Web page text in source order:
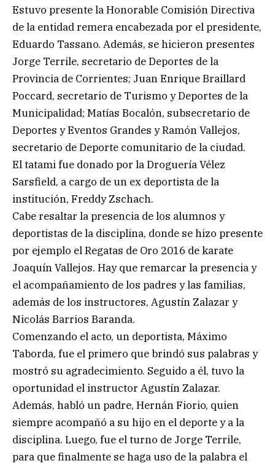
Estuvo presente la Honorable Comisión Directiva
de la entidad remera encabezada por el presidente,
Eduardo Tassano. Además, se hicieron presentes
Jorge Terrile, secretario de Deportes de la
Provincia de Corrientes; Juan Enrique Braillard
Poccard, secretario de Turismo y Deportes de la
Municipalidad; Matías Bocalón, subsecretario de
Deportes y Eventos Grandes y Ramón Vallejos,
secretario de Deporte comunitario de la ciudad.
El tatami fue donado por la Droguería Vélez
Sarsfield, a cargo de un ex deportista de la
institución, Freddy Zschach.
Cabe resaltar la presencia de los alumnos y
deportistas de la disciplina, donde se hizo presente
por ejemplo el Regatas de Oro 2016 de karate
Joaquín Vallejos. Hay que remarcar la presencia y
el acompañamiento de los padres y las familias,
además de los instructores, Agustín Zalazar y
Nicolás Barrios Baranda.
Comenzando el acto, un deportista, Máximo
Taborda, fue el primero que brindó sus palabras y
mostró su agradecimiento. Seguido a él, tuvo la
oportunidad el instructor Agustín Zalazar.
Además, habló un padre, Hernán Fiorio, quien
siempre acompañó a su hijo en el deporte y a la
disciplina. Luego, fue el turno de Jorge Terrile,
para que finalmente se haga uso de la palabra el